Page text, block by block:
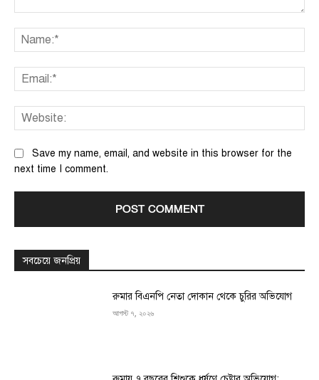
Save my name, email, and website in this browser for the
next time I comment.
সবচেয়ে জনপ্রিয়
রুমার বিএনপি নেতা দোকান থেকে চুরির অভিযোগ
আগস্ট ৭, ২০২৬